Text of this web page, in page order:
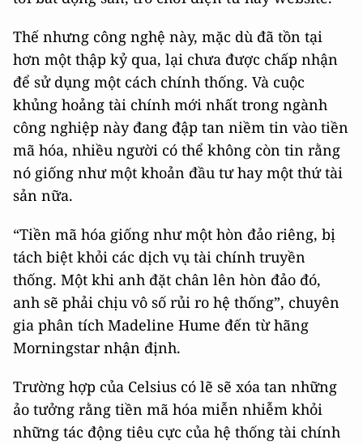
Thế nhưng công nghệ này, mặc dù đã tồn tại
hơn một thập kỷ qua, lại chưa được chấp nhận
để sử dụng một cách chính thống. Và cuộc
khủng hoảng tài chính mới nhất trong ngành
công nghiệp này đang đập tan niềm tin vào tiền
mã hóa, nhiều người có thể không còn tin rằng
nó giống như một khoản đầu tư hay một thứ tài
sản nữa.
“Tiền mã hóa giống như một hòn đảo riêng, bị
tách biệt khỏi các dịch vụ tài chính truyền
thống. Một khi anh đặt chân lên hòn đảo đó,
anh sẽ phải chịu vô số rủi ro hệ thống”, chuyên
gia phân tích Madeline Hume đến từ hãng
Morningstar nhận định.
Trường hợp của Celsius có lẽ sẽ xóa tan những
ảo tưởng rằng tiền mã hóa miễn nhiễm khỏi
những tác động tiêu cực của hệ thống tài chính